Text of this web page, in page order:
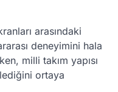
arasındaki
deneyimini hala
milli takım yapısı
ortaya